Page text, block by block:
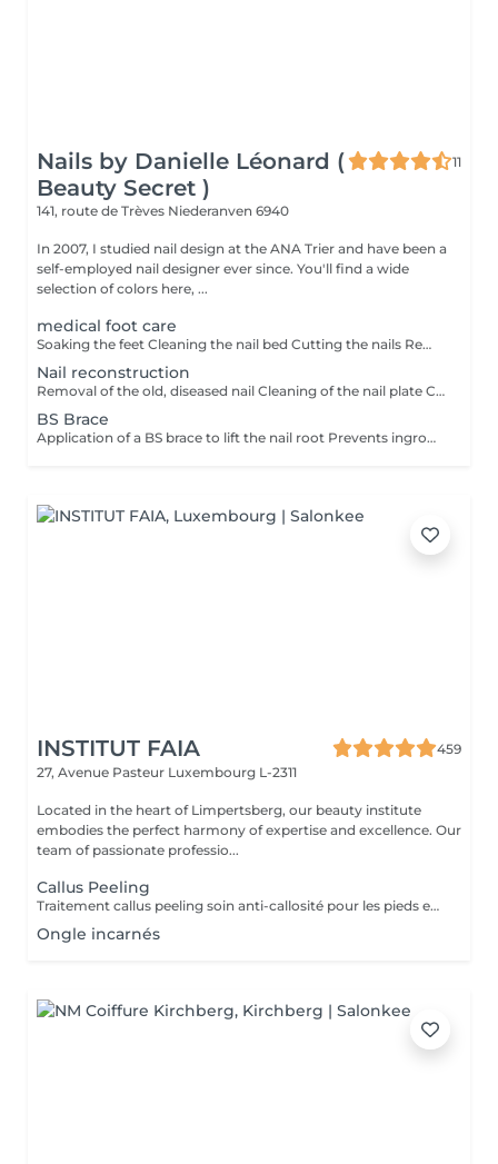
Nails by Danielle Léonard (
Beauty Secret )
11
141, route de Trèves Niederanven 6940
In 2007, I studied nail design at the ANA Trier and have been a
self-employed nail designer ever since. You'll find a wide
selection of colors here, ...
medical foot care
Soaking the feet Cleaning the nail bed Cutting the nails Removing ingrown nails Removal of calluses, corns, cracks Cream as needed, antifungal treatment
Nail reconstruction
Removal of the old, diseased nail Cleaning of the nail plate Construction of a new nail with acrylic
BS Brace
Application of a BS brace to lift the nail root Prevents ingrown nails Duration 2 months
INSTITUT FAIA
459
27, Avenue Pasteur Luxembourg L-2311
Located in the heart of Limpertsberg, our beauty institute
embodies the perfect harmony of expertise and excellence. Our
team of passionate professio...
Callus Peeling
Traitement callus peeling soin anti-callosité pour les pieds en seulement 15 minutes CALLUSPEELING permet d'éliminer facilement, sans lames ni cutters, les callosités et les fissures, donnant aux pieds une incroyable douceur et une sensation infinie de légèreté.
Ongle incarnés